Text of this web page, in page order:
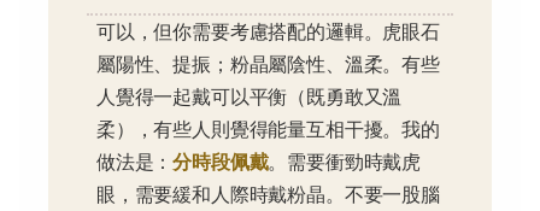
可以，但你需要考慮搭配的邏輯。虎眼石
屬陽性、提振；粉晶屬陰性、溫柔。有些
人覺得一起戴可以平衡（既勇敢又溫
柔），有些人則覺得能量互相干擾。我的
做法是：分時段佩戴。需要衝勁時戴虎
眼，需要緩和人際時戴粉晶。不要一股腦